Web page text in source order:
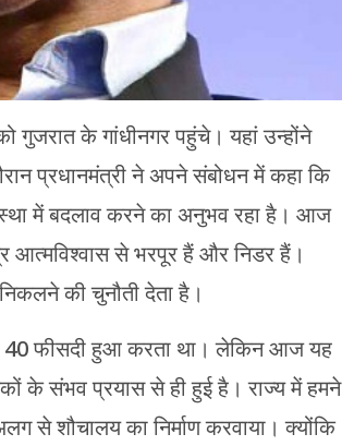
गुजरात के गांधीनगर पहुंचे। यहां उन्होंने
प्रधानमंत्री ने अपने संबोधन में कहा कि
में बदलाव करने का अनुभव रहा है। आज
आत्मविश्वास से भरपूर हैं और निडर हैं।
की चुनौती देता है।
40 फीसदी हुआ करता था। लेकिन आज यह
के संभव प्रयास से ही हुई है। राज्य में हमने
से शौचालय का निर्माण करवाया। क्योंकि